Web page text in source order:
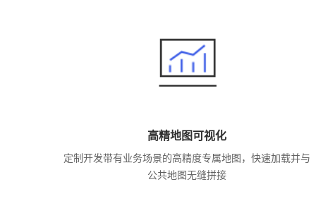
高精地图可视化
定制开发带有业务场景的高精度专属地图，快速加载并与
公共地图无缝拼接